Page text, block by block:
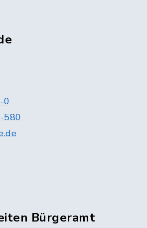
0
580
Bürgeramt